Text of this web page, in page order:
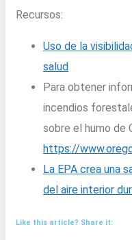
Recursos:
Uso de la
salud
Para obtener
incendios
sobre el humo de
https://
La EPA crea una
del aire interior
Like this article? Share it: